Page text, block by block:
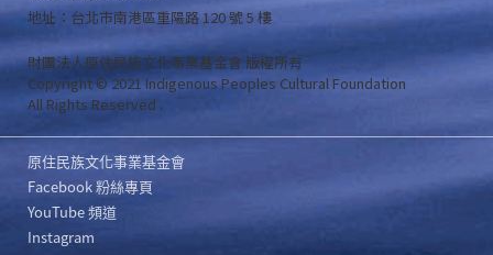
地址：台北市南港區重陽路 120 號 5 樓
財團法人原住民族文化事業基金會 版權所有
Copyright © 2021 Indigenous Peoples Cultural Foundation
All Rights Reserved .
原住民族文化事業基金會
Facebook 粉絲專頁
YouTube 頻道
Instagram